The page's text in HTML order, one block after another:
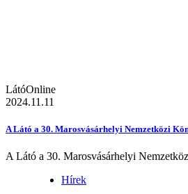
LátóOnline
2024.11.11
A Látó a 30. Marosvásárhelyi Nemzetközi
A Látó a 30. Marosvásárhelyi
Hírek